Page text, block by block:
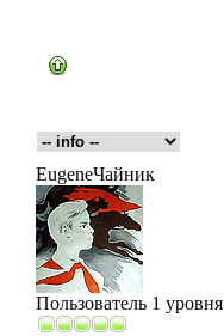
EugeneЧайник
Пользователь 1 уровня